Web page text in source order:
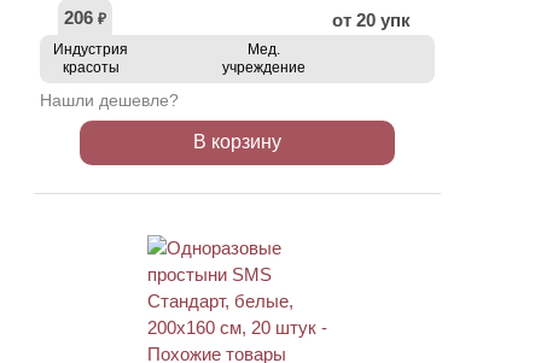
206 ₽ от 20 упк
Индустрия
красоты
Мед.
учреждение
Нашли дешевле?
В корзину